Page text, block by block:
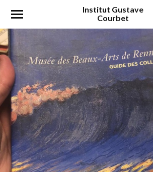
Institut Gustave
Courbet